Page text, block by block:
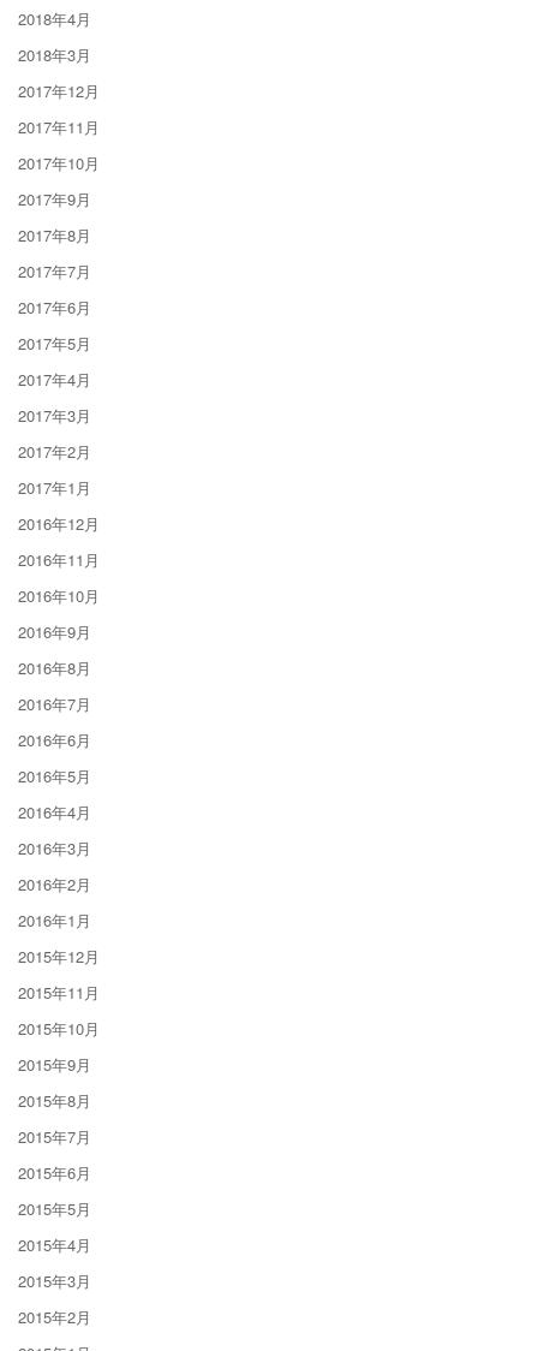
2018年4月
2018年3月
2017年12月
2017年11月
2017年10月
2017年9月
2017年8月
2017年7月
2017年6月
2017年5月
2017年4月
2017年3月
2017年2月
2017年1月
2016年12月
2016年11月
2016年10月
2016年9月
2016年8月
2016年7月
2016年6月
2016年5月
2016年4月
2016年3月
2016年2月
2016年1月
2015年12月
2015年11月
2015年10月
2015年9月
2015年8月
2015年7月
2015年6月
2015年5月
2015年4月
2015年3月
2015年2月